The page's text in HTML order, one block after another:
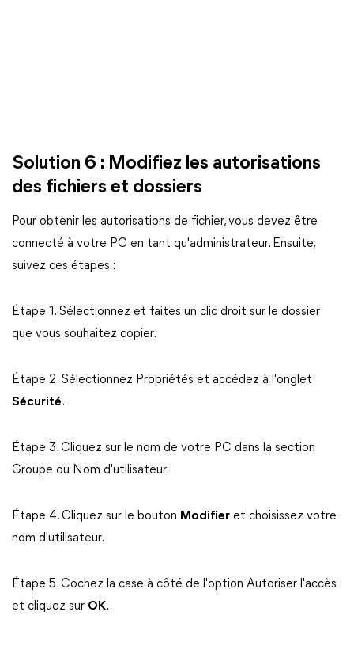
Solution 6 : Modifiez les autorisations
des fichiers et dossiers
Pour obtenir les autorisations de fichier, vous devez être
connecté à votre PC en tant qu'administrateur. Ensuite,
suivez ces étapes :
Étape 1. Sélectionnez et faites un clic droit sur le dossier
que vous souhaitez copier.
Étape 2. Sélectionnez Propriétés et accédez à l'onglet
Sécurité.
Étape 3. Cliquez sur le nom de votre PC dans la section
Groupe ou Nom d'utilisateur.
Étape 4. Cliquez sur le bouton Modifier et choisissez votre
nom d'utilisateur.
Étape 5. Cochez la case à côté de l'option Autoriser l'accès
et cliquez sur OK.